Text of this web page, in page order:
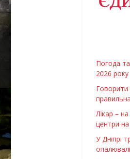
Погода
2026 року
Говорити
Лікар –
центри
У Дніпрі